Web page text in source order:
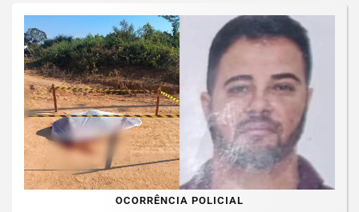
OCORRÊNCIA POLICIAL